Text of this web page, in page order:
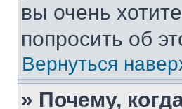
вы очень
попросить об
Вернуться
» Почему,